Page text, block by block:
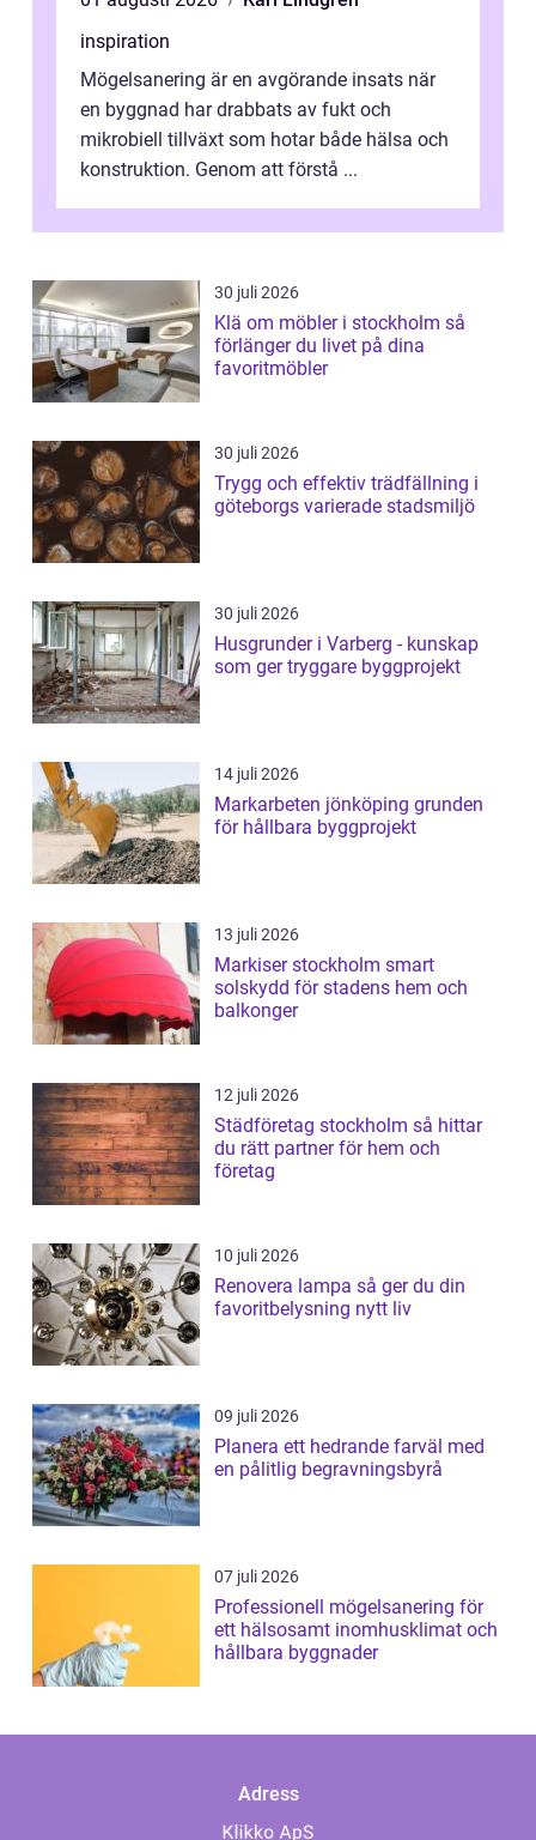
inspiration
Mögelsanering är en avgörande insats när
en byggnad har drabbats av fukt och
mikrobiell tillväxt som hotar både hälsa och
konstruktion. Genom att förstå ...
30 juli 2026
Klä om möbler i stockholm så
förlänger du livet på dina
favoritmöbler
30 juli 2026
Trygg och effektiv trädfällning i
göteborgs varierade stadsmiljö
30 juli 2026
Husgrunder i Varberg - kunskap
som ger tryggare byggprojekt
14 juli 2026
Markarbeten jönköping grunden
för hållbara byggprojekt
13 juli 2026
Markiser stockholm smart
solskydd för stadens hem och
balkonger
12 juli 2026
Städföretag stockholm så hittar
du rätt partner för hem och
företag
10 juli 2026
Renovera lampa så ger du din
favoritbelysning nytt liv
09 juli 2026
Planera ett hedrande farväl med
en pålitlig begravningsbyrå
07 juli 2026
Professionell mögelsanering för
ett hälsosamt inomhusklimat och
hållbara byggnader
Adress